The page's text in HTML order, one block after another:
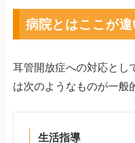
病院とはここが
耳管開放症への対応とし
は次のようなものが一般
生活指導